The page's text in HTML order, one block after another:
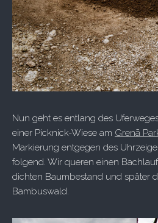
Nun geht es entlang des
einer Picknick-Wiese am Grenã
Markierung entgegen des
folgend. Wir queren einen
dichten Baumbestand und später
Bambuswald.